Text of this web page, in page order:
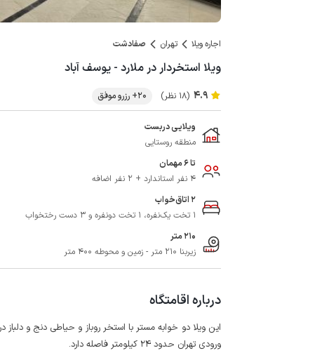
اجاره ویلا تهران صفادشت
ویلا استخردار در ملارد - یوسف آباد
4.9 (18 نظر) 20+ رزرو موفق
ویلایی دربست
منطقه روستایی
تا 6 مهمان
4 نفر استاندارد + 2 نفر اضافه
2 اتاق‌خواب
1 تخت یک‌نفره، 1 تخت دونفره و 3 دست رختخواب
210 متر
زیربنا 210 متر - زمین و محوطه 400 متر
درباره اقامتگاه
ورودی تهران حدود 24 کیلومتر فاصله دارد.